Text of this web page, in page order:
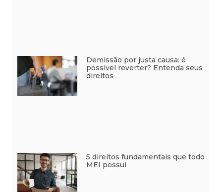
Demissão por justa causa: é
possível reverter? Entenda seus
direitos
5 direitos fundamentais que todo
MEI possui